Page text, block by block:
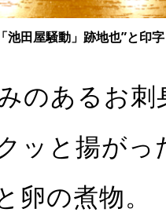
池田屋騒動」跡地也”と印
のあるお
ッと揚が
卵の煮物。